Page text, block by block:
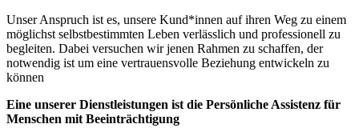
Unser Anspruch ist es, unsere Kund*innen auf ihren Weg zu einem
möglichst selbstbestimmten Leben verlässlich und professionell zu
begleiten. Dabei versuchen wir jenen Rahmen zu schaffen, der
notwendig ist um eine vertrauensvolle Beziehung entwickeln zu
können
Eine unserer Dienstleistungen ist die Persönliche Assistenz für
Menschen mit Beeinträchtigung